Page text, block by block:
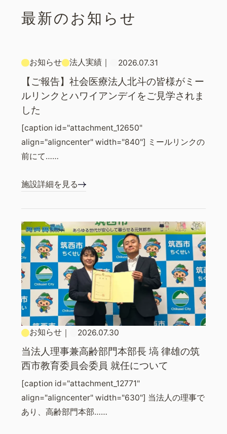
最新のお知らせ
お知らせ 法人実績 2026.07.31
【ご報告】社会医療法人北斗の皆様がミー
ルリンクとハワイアンデイをご見学されま
した
[caption id="attachment_12650"
align="aligncenter" width="840"] ミールリンクの
前にて……
施設詳細を見る
お知らせ｜ 2026.07.30
当法人理事兼高齢部門本部長 塙 律雄の筑
西市教育委員会委員 就任について
[caption id="attachment_12771"
align="aligncenter" width="630"] 当法人の理事で
あり、高齢部門本部……